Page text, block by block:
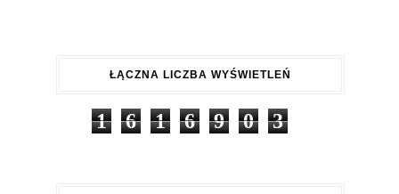
ŁĄCZNA LICZBA WYŚWIETLEŃ
1 6 1 6 9 0 3